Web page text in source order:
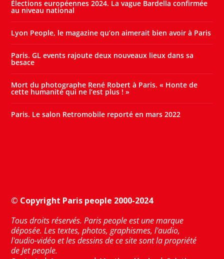
Élections européennes 2024. La vague Bardella confirmée
au niveau national
Lyon People, le magazine qu’on aimerait bien avoir à Paris
Paris. GL events rajoute deux nouveaux lieux dans sa
besace
Mort du photographe René Robert à Paris. « Honte de
cette humanité qui ne l’est plus ! »
Paris. Le salon Retromobile reporté en mars 2022
© Copyright Paris people 2000-2024
Tous droits réservés. Paris people est une marque
déposée. Les textes, photos, graphismes, l'audio,
l'audio-vidéo et les dessins de ce site sont la propriété
de Jet people.